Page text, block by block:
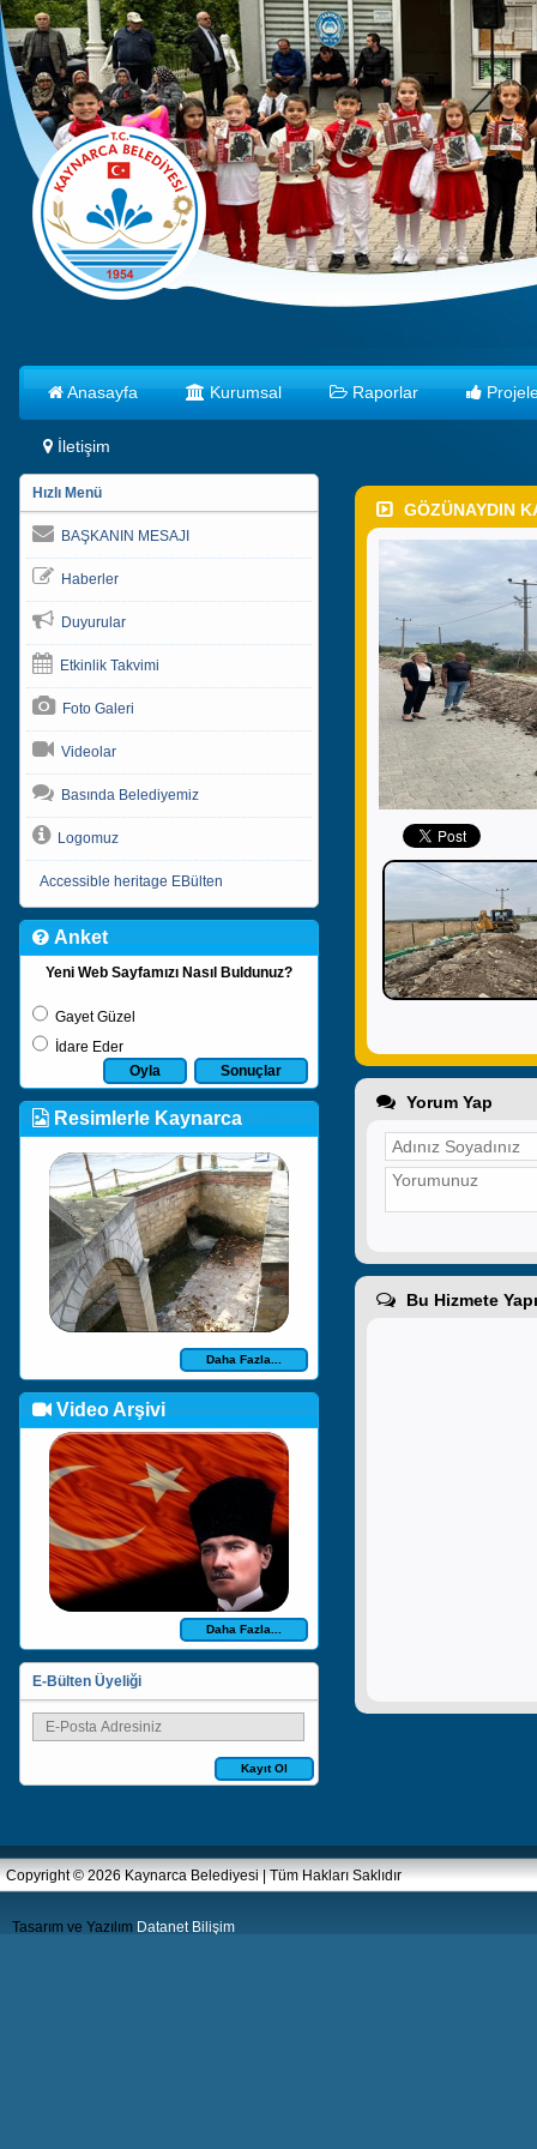
Anasayfa Kurumsal Raporlar
İletişim
Hızlı Menü
BAŞKANIN MESAJI
Haberler
Duyurular
Etkinlik Takvimi
Foto Galeri
Videolar
Basında Belediyemiz
Logomuz
Accessible heritage EBülten
Anket
Yeni Web Sayfamızı Nasıl Buldunuz?
Gayet Güzel
İdare Eder
Sonuçlar
Oyla
Resimlerle Kaynarca
Daha Fazla...
Video Arşivi
Daha Fazla...
E-Bülten Üyeliği
Kayıt Ol
GÖZÜNAYDIN
Yorum Yap
Bu Hizmete
Copyright © 2026 Kaynarca Belediyesi | Tüm Hakları Saklıdır
Tasarım ve Yazılım Datanet Bilişim